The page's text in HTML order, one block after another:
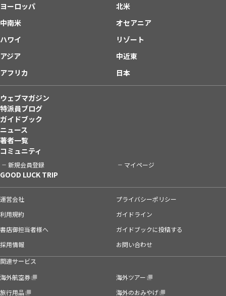
ヨーロッパ
北米
中南米
オセアニア
ハワイ
リゾート
アジア
中近東
アフリカ
日本
ウェブマガジン
特派員ブログ
ガイドブック
ニュース
著者一覧
コミュニティ
新規会員登録 マイページ
GOOD LUCK TRIP
運営会社
プライバシーポリシー
利用規約
ガイドライン
書店御担当者様へ
ガイドブックに投稿する
採用情報
お問い合わせ
関連サービス
海外航空券
海外ツアー
旅行用品
海外のおみやげ